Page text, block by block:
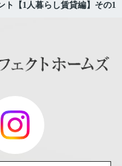
ト【1人暮らし賃貸編】その1